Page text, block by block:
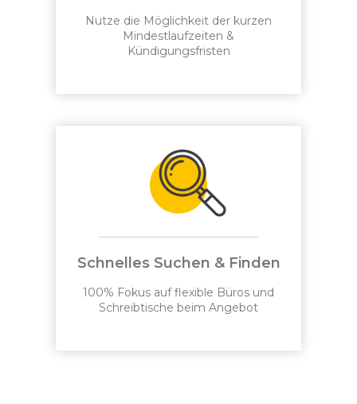
Nutze die Möglichkeit der kurzen
Mindestlaufzeiten &
Kündigungsfristen
Schnelles Suchen & Finden
100% Fokus auf flexible Büros und
Schreibtische beim Angebot